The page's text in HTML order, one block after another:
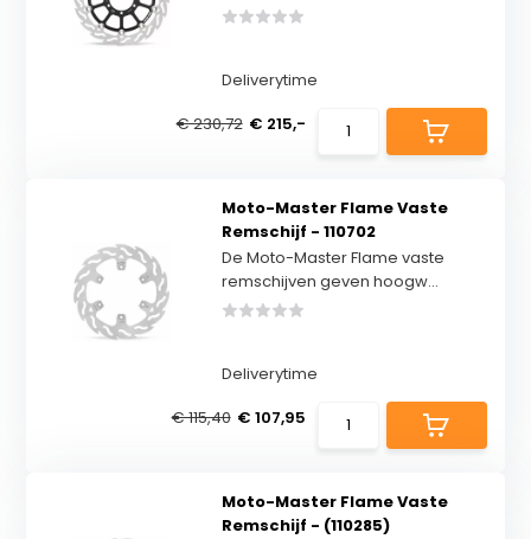
Deliverytime
€ 230,72 € 215,-
Moto-Master Flame Vaste
Remschijf - 110702
De Moto-Master Flame vaste
remschijven geven hoogw...
Deliverytime
€ 115,40 € 107,95
Moto-Master Flame Vaste
Remschijf - (110285)